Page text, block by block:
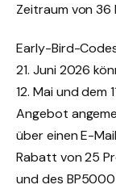
Zeitraum von 36
Early-Bird-
21. Juni 2026
12. Mai und dem
Angebot
über einen E-
Rabatt von 25
und des